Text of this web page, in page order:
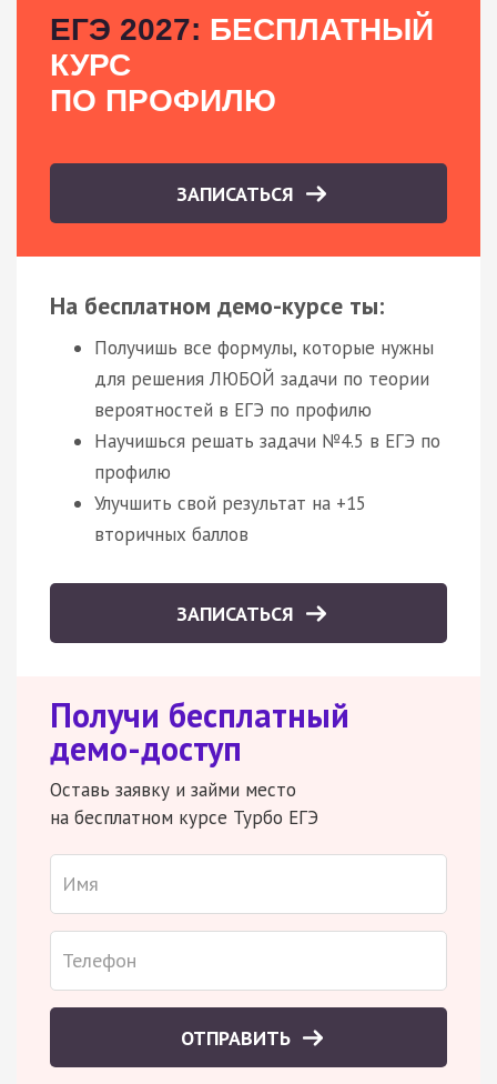
ЕГЭ 2027: БЕСПЛАТНЫЙ
КУРС
ПО ПРОФИЛЮ
ЗАПИСАТЬСЯ
На бесплатном демо-курсе ты:
Получишь все формулы, которые нужны
для решения ЛЮБОЙ задачи по теории
вероятностей в ЕГЭ по профилю
Научишься решать задачи №4.5 в ЕГЭ по
профилю
Улучшить свой результат на +15
вторичных баллов
ЗАПИСАТЬСЯ
Получи бесплатный
демо-доступ
Оставь заявку и займи место
на бесплатном курсе Турбо ЕГЭ
ОТПРАВИТЬ